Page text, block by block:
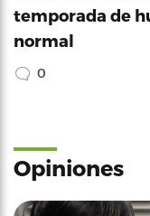
temporada de
normal
0
Opiniones